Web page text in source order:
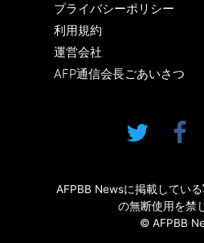
プライバシーポリシー
利用規約
運営会社
AFP通信会長ごあいさつ
AFPBB Newsに掲載してい
の無断使用を禁
© AFPBB